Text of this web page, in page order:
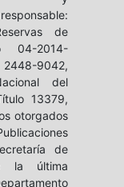
de
04-2014-
9042,
del
13379,
otorgados
de
la última